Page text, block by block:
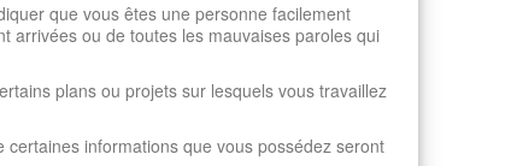
que vous êtes une personne facilement
arrivées ou de toutes les mauvaises paroles qui
plans ou projets sur lesquels vous travaillez
informations que vous possédez seront